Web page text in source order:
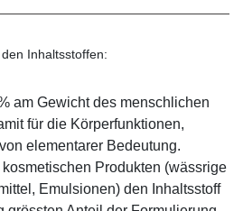
Inhaltsstoffen:
am Gewicht des menschlichen
für die Körperfunktionen,
elementarer Bedeutung.
Produkten (wässrige
Emulsionen) den Inhaltsstoff